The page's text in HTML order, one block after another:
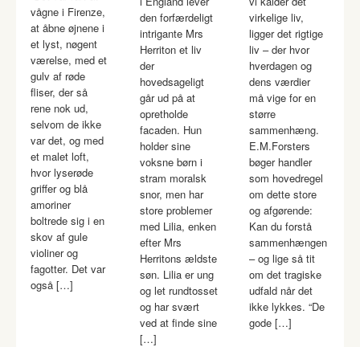
vågne i Firenze,
at åbne øjnene i
et lyst, nøgent
værelse, med et
gulv af røde
fliser, der så
rene nok ud,
selvom de ikke
var det, og med
et malet loft,
hvor lyserøde
griffer og blå
amoriner
boltrede sig i en
skov af gule
violiner og
fagotter. Det var
også […]
den forfærdeligt
intrigante Mrs
Herriton et liv
der
hovedsageligt
går ud på at
opretholde
facaden. Hun
holder sine
voksne børn i
stram moralsk
snor, men har
store problemer
med Lilia, enken
efter Mrs
Herritons ældste
søn. Lilia er ung
og let rundtosset
og har svært
ved at finde sine
[…]
virkelige liv,
ligger det rigtige
liv – der hvor
hverdagen og
dens værdier
må vige for en
større
sammenhæng.
E.M.Forsters
bøger handler
som hovedregel
om dette store
og afgørende:
Kan du forstå
sammenhængen
– og lige så tit
om det tragiske
udfald når det
ikke lykkes. “De
gode […]